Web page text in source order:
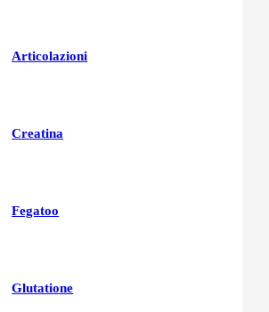
Articolazioni
Creatina
Fegatoo
Glutatione